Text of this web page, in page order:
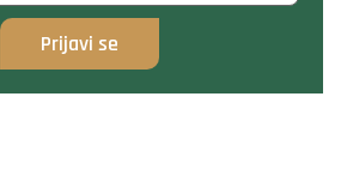
Prijavi se